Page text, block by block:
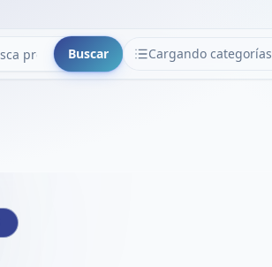
Buscar Cargando categorías
CATEGORÍAS